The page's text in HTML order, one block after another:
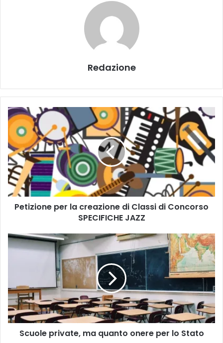
Redazione
P
e
i
z
i
o
n
e
l
a
a
z
i
o
Petizione per la creazione di Classi di Concorso
SPECIFICHE JAZZ
S
c
e
p
r
i
Scuole private, ma quanto onere per lo Stato